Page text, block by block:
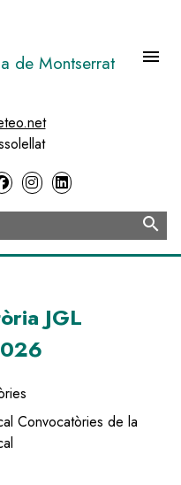
de Montserrat menu
search
JGL
Convocatòries de la